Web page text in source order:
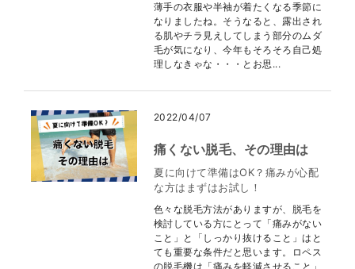
薄手の衣服や半袖が着たくなる季節に
なりましたね。そうなると、露出され
る肌やチラ見えしてしまう部分のムダ
毛が気になり、今年もそろそろ自己処
理しなきゃな・・・とお思...
2022/04/07
痛くない脱毛、その理由は
夏に向けて準備はOK？痛みが心配
な方はまずはお試し！
色々な脱毛方法がありますが、脱毛を
検討している方にとって「痛みがない
こと」と「しっかり抜けること」はと
ても重要な条件だと思います。ロペス
の脱毛機は「痛みを軽減させること」